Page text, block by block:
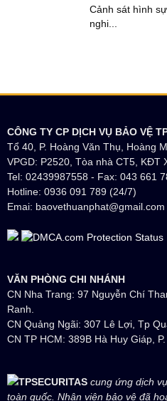
Cảnh sát hình
nghi...
CÔNG TY CP DỊCH VỤ BẢO VỆ
Tổ 40, P. Hoàng Văn Thụ, Hoàng
VPGD: P2520, Tòa nhà CT5, KĐT
Tel: 02439987558 - Fax: 043 661
Hotline: 0936 091 789 (24/7)
Emai: baovethuanphat@gmail.com
VĂN PHÒNG CHI NHÁNH
CN Nha Trang: 97 Nguyễn Chí
Ranh.
CN Quảng Ngãi: 307 Lê Lợi, Tp
CN TP HCM: 389B Hà Huy Giáp,
TPSECURITAS cung ứng dịch
toàn quốc. Nhân viên bảo vệ đã